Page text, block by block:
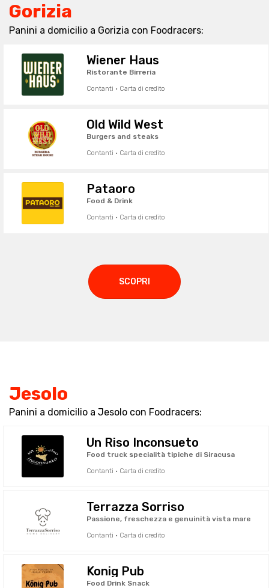
Gorizia
Panini a domicilio a Gorizia con Foodracers:
Wiener Haus
Ristorante Birreria
Contanti · Carta di credito
Old Wild West
Burgers and steaks
Contanti · Carta di credito
Pataoro
Food & Drink
Contanti · Carta di credito
SCOPRI
Jesolo
Panini a domicilio a Jesolo con Foodracers:
Un Riso Inconsueto
Food truck specialità tipiche di Siracusa
Contanti · Carta di credito
Terrazza Sorriso
Passione, freschezza e genuinità vista mare
Contanti · Carta di credito
Konig Pub
Food Drink Snack